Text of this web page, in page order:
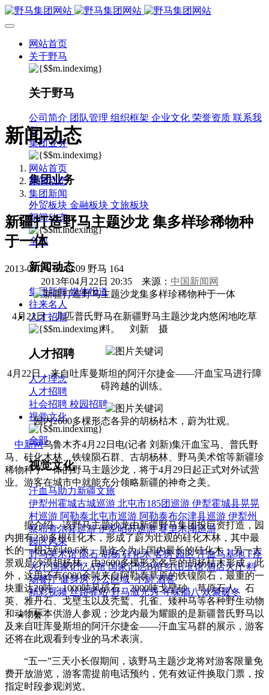
网站首页
关于野马
关于野马
公司简介 团队管理 组织框架 企业文化 荣誉资质 联系我
们
集团业务
集团业务
外贸板块 金融板块 文旅板块
新闻动态
全部
新闻动态
集团新闻 媒体报道
往来名人
人才招聘
人才招聘
人才理念
人才招聘
社会招聘 校园招聘
视觉文化
全部
视觉文化
汗血马助力新疆文旅
伊犁州霍城古城巡游 北屯市185团巡游 伊犁霍城县晃晃
村巡游 阿勒泰北屯市巡游 阿勒泰布尔津县巡游 伊犁州
察布查尔县巡游 伊犁昭苏巡游 赛里木湖巡游
园区风采
野马美术馆 陨石 胡杨 硅化木 客房 园区 汗血马基地 F座
大厅 国家记忆A馆 国家记忆B馆 红山玉馆 酒店大厅 料
场餐厅 健身房 办公区域 小厨 酒窖
精彩视频 丝路驿站·野马激光秀 寻味腊八 欢聚暖冬
繁
新闻动态
网站首页
新闻动态
集团新闻
新疆打造野马主题沙龙 集多样珍稀物种
于一体
2013-04-24 18:42:09 野马 164
2013年04月22日 20:35 来源： 中国新闻网
4月22日，几匹普氏野马在新疆野马主题沙龙内悠闲地吃草
料。 刘新 摄
4月22日，来自吐库曼斯坦的阿汗尔捷金——汗血宝马进行障
碍跨越的训练。
园内2600多棵形态各异的胡杨枯木，蔚为壮观。
中新网乌鲁木齐4月22日电(记者 刘新)集汗血宝马、普氏野
马、硅化木林、铁镍陨石群、古胡杨林、野马美术馆等新疆珍
稀物种于一体的野马主题沙龙，将于4月29日起正式对外试营
业。游客在城市中就能充分领略新疆的神奇之美。
据介绍，该野马主题沙龙由新疆野马集团投巨资打造，园
内拥有230多根硅化木，形成了蔚为壮观的硅化木林，其中最
长的一根达到40.6米，是迄今为止国内最长的硅化木；另一大
景观是沙漠胡杨林，由2600多棵形态各异的胡杨枯木形成。此
外，这里还有6000余吨来自阿勒泰草原的铁镍陨石，最重的一
块重达20吨；1000吨风砾石、2000吨戈壁砂、草原石人、石
英、雅丹石、戈壁玉以及秃鹫、孔雀、矮种马等各种野生动物
和动物标本供游人参观；沙龙内最为耀眼的是新疆普氏野马以
及来自吐库曼斯坦的阿汗尔捷金——汗血宝马群的展示，游客
还将在此观看到专业的马术表演。
“五一”三天小长假期间，该野马主题沙龙将对游客限量免
费开放游览，游客需提前电话预约，凭有效证件换取门票，按
指定时段参观浏览。